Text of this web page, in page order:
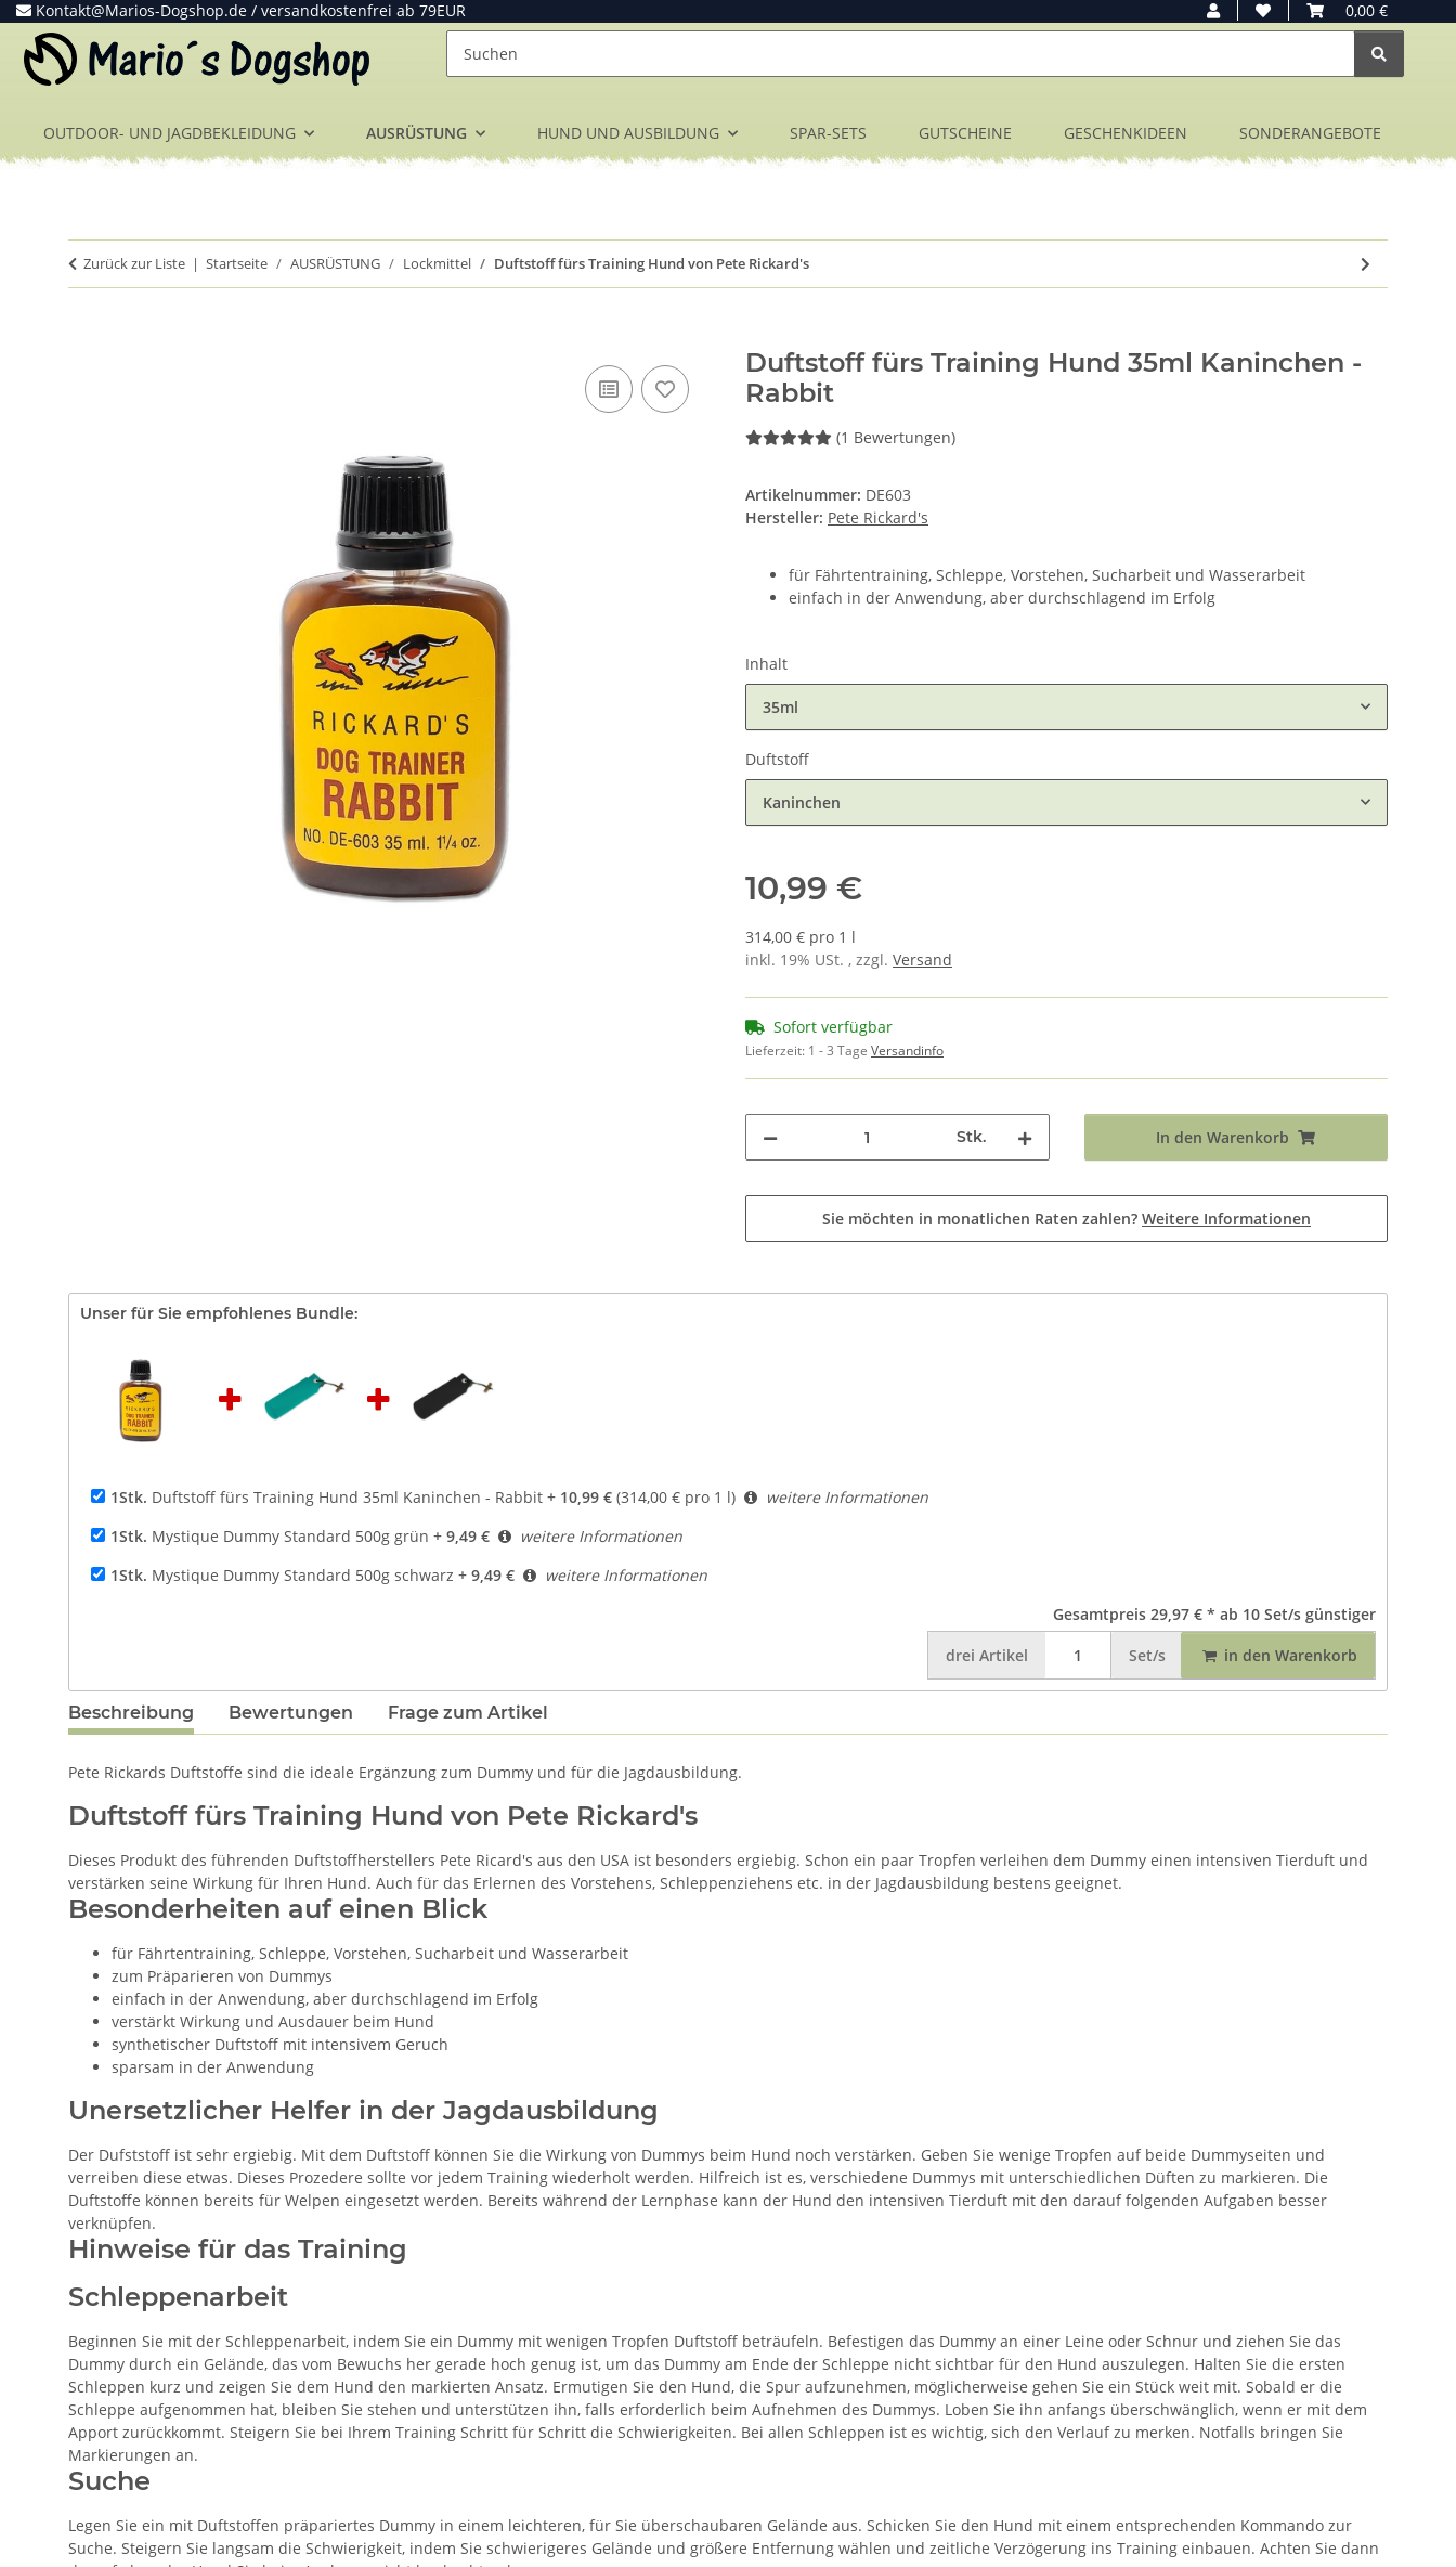
Kontakt@Marios-Dogshop.de / versandkostenfrei ab 79EUR 0,00 €
OUTDOOR- UND JAGDBEKLEIDUNG AUSRÜSTUNG HUND UND AUSBILDUNG SPAR-SETS GUTSCHEINE GESCHENKIDEEN SONDERANGEBOTE
Zurück zur Liste Startseite AUSRÜSTUNG Lockmittel Duftstoff fürs Training Hund von Pete Rickard's
Duftstoff fürs Training Hund 35ml Kaninchen -
Rabbit
(1 Bewertungen)
Artikelnummer: DE603
Hersteller: Pete Rickard's
für Fährtentraining, Schleppe, Vorstehen, Sucharbeit und Wasserarbeit
einfach in der Anwendung, aber durchschlagend im Erfolg
Inhalt
35ml
Duftstoff
Kaninchen
10,99 €
314,00 € pro 1 l
inkl. 19% USt. , zzgl. Versand
Sofort verfügbar
Lieferzeit: 1 - 3 Tage Versandinfo
Stk. In den Warenkorb
Sie möchten in monatlichen Raten zahlen? Weitere Informationen
Unser für Sie empfohlenes Bundle:
1Stk. Duftstoff fürs Training Hund 35ml Kaninchen - Rabbit + 10,99 € (314,00 € pro 1 l)
weitere Informationen
1Stk. Mystique Dummy Standard 500g grün + 9,49 €
weitere Informationen
1Stk. Mystique Dummy Standard 500g schwarz + 9,49 €
weitere Informationen
Gesamtpreis 29,97 € * ab 10 Set/s günstiger
drei Artikel Set/s in den Warenkorb
Beschreibung Bewertungen Frage zum Artikel
Pete Rickards Duftstoffe sind die ideale Ergänzung zum Dummy und für die Jagdausbildung.
Duftstoff fürs Training Hund von Pete Rickard's
Dieses Produkt des führenden Duftstoffherstellers Pete Ricard's aus den USA ist besonders ergiebig. Schon ein paar Tropfen verleihen dem Dummy einen intensiven Tierduft und
verstärken seine Wirkung für Ihren Hund. Auch für das Erlernen des Vorstehens, Schleppenziehens etc. in der Jagdausbildung bestens geeignet.
Besonderheiten auf einen Blick
für Fährtentraining, Schleppe, Vorstehen, Sucharbeit und Wasserarbeit
zum Präparieren von Dummys
einfach in der Anwendung, aber durchschlagend im Erfolg
verstärkt Wirkung und Ausdauer beim Hund
synthetischer Duftstoff mit intensivem Geruch
sparsam in der Anwendung
Unersetzlicher Helfer in der Jagdausbildung
Der Dufststoff ist sehr ergiebig. Mit dem Duftstoff können Sie die Wirkung von Dummys beim Hund noch verstärken. Geben Sie wenige Tropfen auf beide Dummyseiten und
verreiben diese etwas. Dieses Prozedere sollte vor jedem Training wiederholt werden. Hilfreich ist es, verschiedene Dummys mit unterschiedlichen Düften zu markieren. Die
Duftstoffe können bereits für Welpen eingesetzt werden. Bereits während der Lernphase kann der Hund den intensiven Tierduft mit den darauf folgenden Aufgaben besser
verknüpfen.
Hinweise für das Training
Schleppenarbeit
Beginnen Sie mit der Schleppenarbeit, indem Sie ein Dummy mit wenigen Tropfen Duftstoff beträufeln. Befestigen das Dummy an einer Leine oder Schnur und ziehen Sie das
Dummy durch ein Gelände, das vom Bewuchs her gerade hoch genug ist, um das Dummy am Ende der Schleppe nicht sichtbar für den Hund auszulegen. Halten Sie die ersten
Schleppen kurz und zeigen Sie dem Hund den markierten Ansatz. Ermutigen Sie den Hund, die Spur aufzunehmen, möglicherweise gehen Sie ein Stück weit mit. Sobald er die
Schleppe aufgenommen hat, bleiben Sie stehen und unterstützen ihn, falls erforderlich beim Aufnehmen des Dummys. Loben Sie ihn anfangs überschwänglich, wenn er mit dem
Apport zurückkommt. Steigern Sie bei Ihrem Training Schritt für Schritt die Schwierigkeiten. Bei allen Schleppen ist es wichtig, sich den Verlauf zu merken. Notfalls bringen Sie
Markierungen an.
Suche
Legen Sie ein mit Duftstoffen präpariertes Dummy in einem leichteren, für Sie überschaubaren Gelände aus. Schicken Sie den Hund mit einem entsprechenden Kommando zur
Suche. Steigern Sie langsam die Schwierigkeit, indem Sie schwierigeres Gelände und größere Entfernung wählen und zeitliche Verzögerung ins Training einbauen. Achten Sie dann